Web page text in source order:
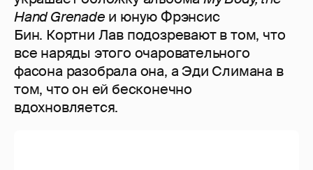
Hand Grenade и юную Фрэнсис
Бин. Кортни Лав подозревают в том, что
все наряды этого очаровательного
фасона разобрала она, а Эди Слимана в
том, что он ей бесконечно
вдохновляется.